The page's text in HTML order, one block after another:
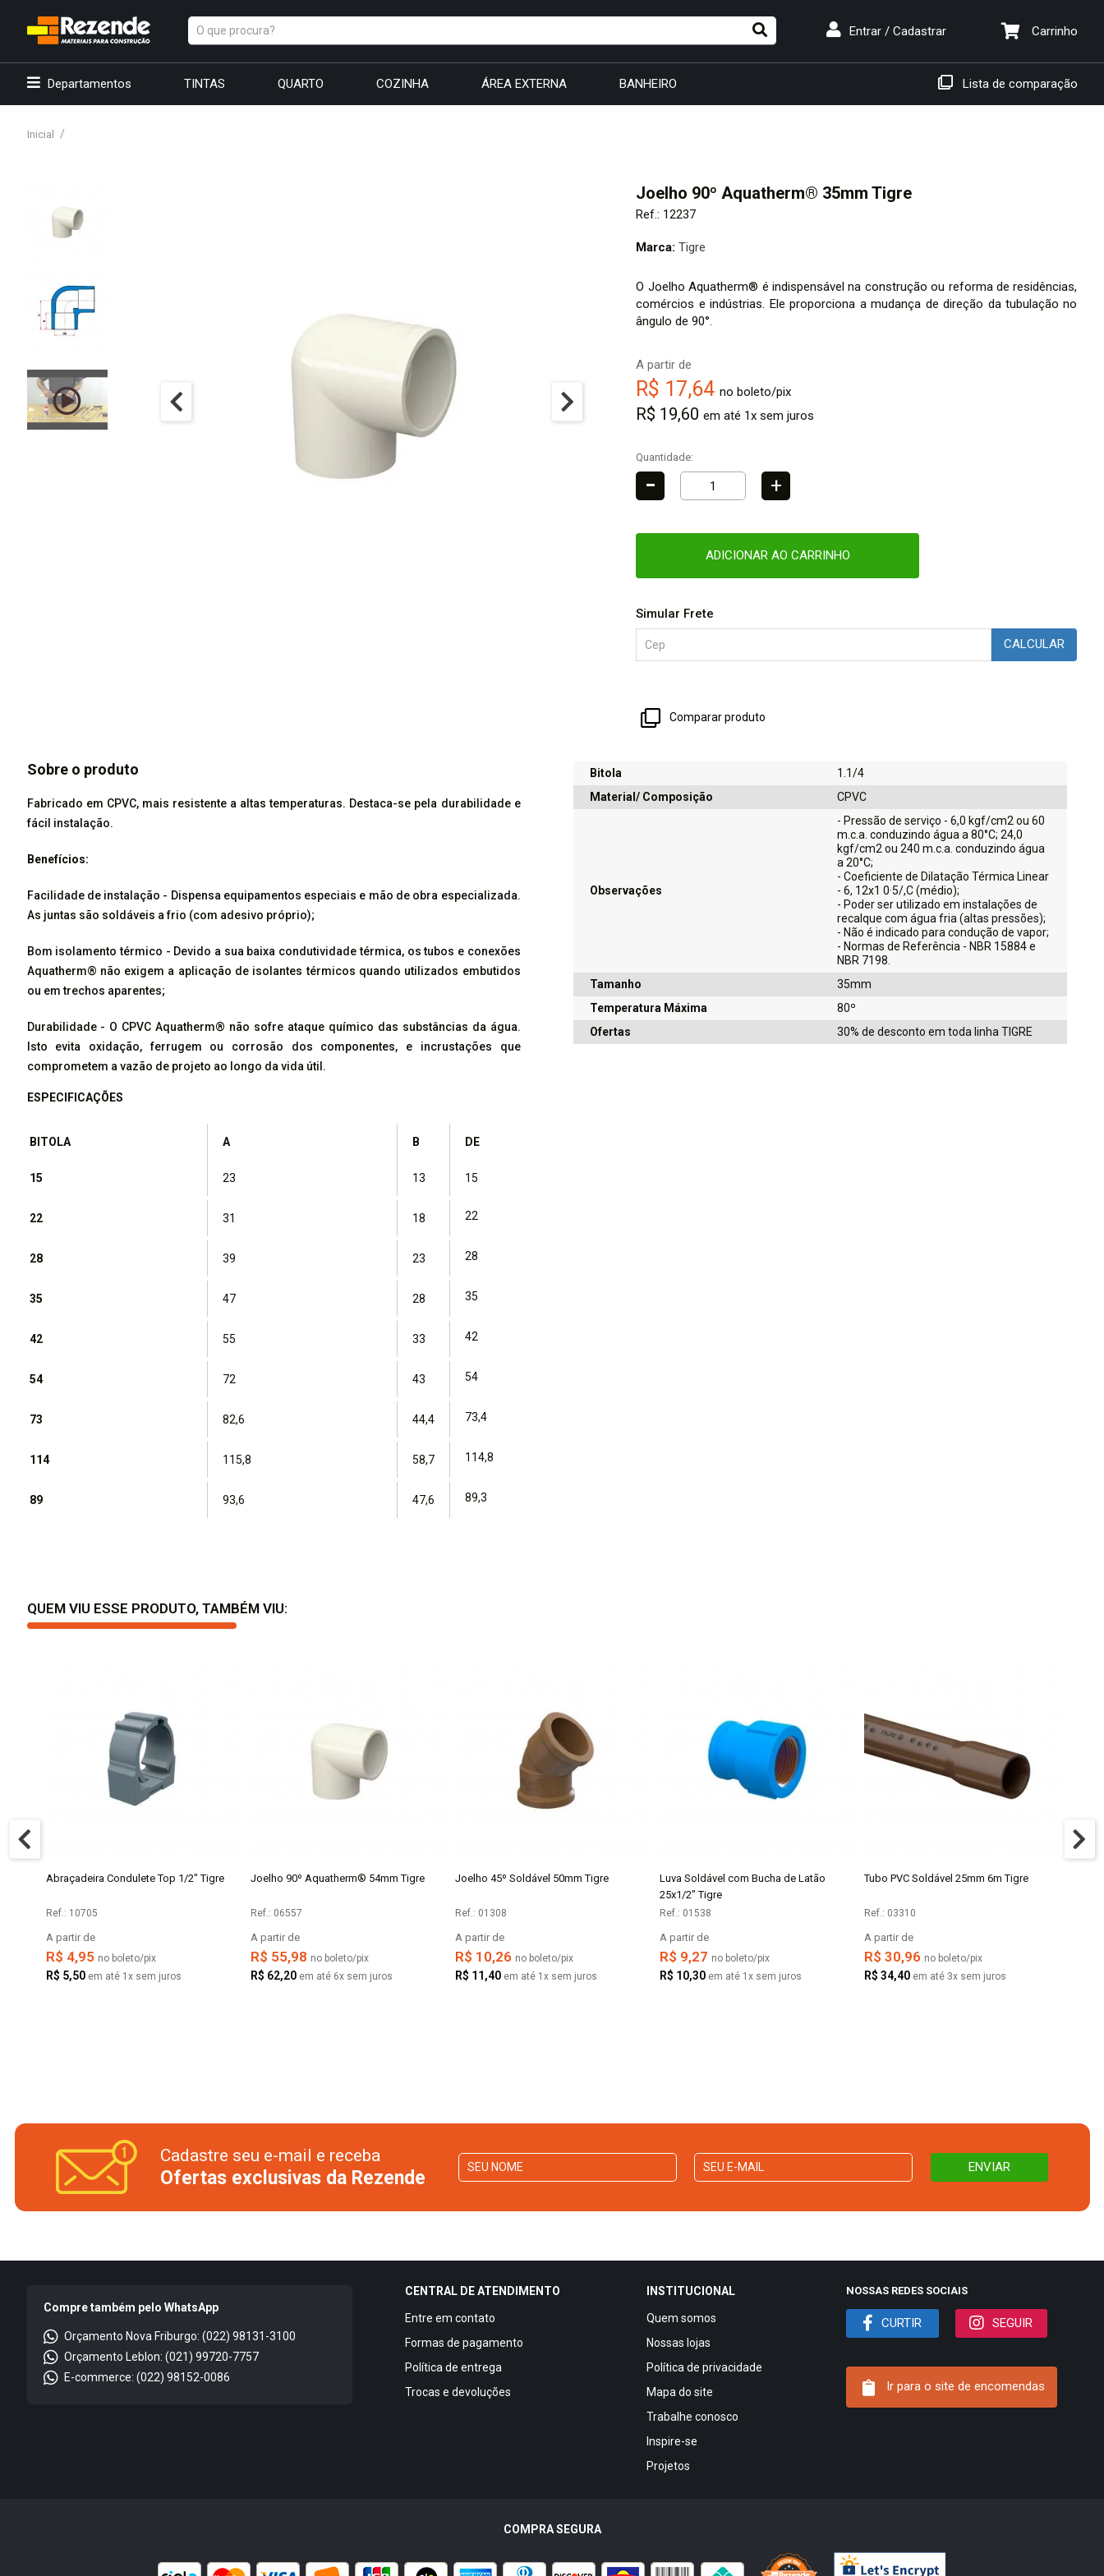
Carrinho
Entrar / Cadastrar
Departamentos TINTAS QUARTO COZINHA ÁREA EXTERNA BANHEIRO Lista de comparação
Inicial
Joelho 90º Aquatherm® 35mm Tigre
Ref.: 12237
Marca:Tigre
O Joelho Aquatherm® é indispensável na construção ou reforma de residências,
comércios e indústrias. Ele proporciona a mudança de direção da tubulação no
ângulo de 90°.
A partir de
R$ 17,64no boleto/pix
R$ 19,60em até 1x sem juros
Quantidade:
- +
ADICIONAR AO CARRINHO
Simular Frete
CALCULAR
Comparar produto
Sobre o produto
Fabricado em CPVC, mais resistente a altas temperaturas. Destaca-se pela durabilidade e
fácil instalação.
Benefícios:
Facilidade de instalação - Dispensa equipamentos especiais e mão de obra especializada.
As juntas são soldáveis a frio (com adesivo próprio);
Bom isolamento térmico - Devido a sua baixa condutividade térmica, os tubos e conexões
Aquatherm® não exigem a aplicação de isolantes térmicos quando utilizados embutidos
ou em trechos aparentes;
Durabilidade - O CPVC Aquatherm® não sofre ataque químico das substâncias da água.
Isto evita oxidação, ferrugem ou corrosão dos componentes, e incrustações que
comprometem a vazão de projeto ao longo da vida útil.
ESPECIFICAÇÕES
BITOLA A B DE
15 23 13 15
22 31 18 22
28 39 23 28
35 47 28 35
42 55 33 42
54 72 43 54
73 82,6 44,4 73,4
114 115,8 58,7 114,8
89 93,6 47,6 89,3
Bitola
1.1/4
Material/ Composição
CPVC
Observações
- Pressão de serviço - 6,0 kgf/cm2 ou 60
m.c.a. conduzindo água a 80°C; 24,0
kgf/cm2 ou 240 m.c.a. conduzindo água
a 20°C;
- Coeficiente de Dilatação Térmica Linear
- 6, 12x1 0·5/,C (médio);
- Poder ser utilizado em instalações de
recalque com água fria (altas pressões);
- Não é indicado para condução de vapor;
- Normas de Referência - NBR 15884 e
NBR 7198.
Tamanho
35mm
Temperatura Máxima
80º
Ofertas
30% de desconto em toda linha TIGRE
QUEM VIU ESSE PRODUTO, TAMBÉM VIU:
COMPRAR
Abraçadeira Condulete Top 1/2" Tigre
Ref.: 10705
A partir de
R$ 4,95 no boleto/pix
R$ 5,50 em até 1x sem juros
COMPRAR
Joelho 90º Aquatherm® 54mm Tigre
Ref.: 06557
A partir de
R$ 55,98 no boleto/pix
R$ 62,20 em até 6x sem juros
COMPRAR
Joelho 45º Soldável 50mm Tigre
Ref.: 01308
A partir de
R$ 10,26 no boleto/pix
R$ 11,40 em até 1x sem juros
COMPRAR
Luva Soldável com Bucha de Latão
25x1/2" Tigre
Ref.: 01538
A partir de
R$ 9,27 no boleto/pix
R$ 10,30 em até 1x sem juros
Tubo PVC Soldável 25mm 6m Tigre
Ref.: 03310
A partir de
R$ 30,96 no boleto/pix
R$ 34,40 em até 3x sem juros
Cadastre seu e-mail e receba
Ofertas exclusivas da Rezende
Compre também pelo WhatsApp
Orçamento Nova Friburgo: (022) 98131-3100
Orçamento Leblon: (021) 99720-7757
E-commerce: (022) 98152-0086
CENTRAL DE ATENDIMENTO
Entre em contato
Formas de pagamento
Política de entrega
Trocas e devoluções
INSTITUCIONAL
Quem somos
Nossas lojas
Política de privacidade
Mapa do site
Trabalhe conosco
Inspire-se
Projetos
NOSSAS REDES SOCIAIS
CURTIR SEGUIR
Ir para o site de encomendas
COMPRA SEGURA